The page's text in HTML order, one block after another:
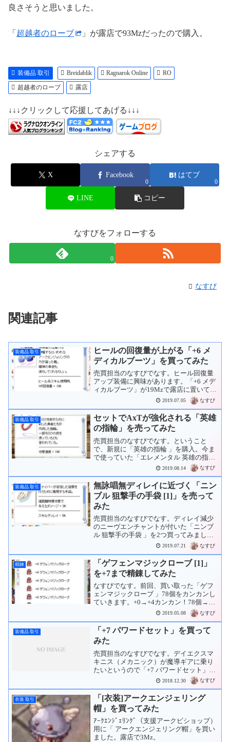
良さそうと思いました。
「 超越者のローブ 」が露店で93Mzだったので購入。
装備品 取引 Breidablik Ragnarok Online
RO
超越者のローブ
露店
↓↓↓クリックして応援してあげる↓↓↓
シェアする
X Facebook
0
はてブ
0
LINE コピー
なすびをフォローする
0
なすび
関連記事
装備品 取引
ヒールの回復量が上がる「+6 メ
ディカルブーツ」を買ってみた
売買担当のなすびでなす。ヒール回復量
アップ装備に興味があります。「+6 メデ
ィカルブーツ」が19Mzで露店に置いてあ
ったので買ってしまいました。あとは
2019.07.05 なすび
装備品 取引
セットでAxTが強化される「英雄
の指輪」を売ってみた
売買担当のなすびでなす。ということ
で、新規に「英雄の指輪 」を購入。今ま
で使っていた「エレメンタル 英雄の指輪
」は売ることにしました。Noatunで
80Kz（80Mz）で出したところ、売れま
した。
2019.08.14 なすび
装備品 取引
無詠唱無ディレイに近づく「ニン
ブル 狙撃手の手袋 [1]」を売って
みた
売買担当のなすびでなす。ディレイ減少
のニーヴエンチャントが付いた「ニンブ
ル 狙撃手の手袋 」を2つ買ってみまし
た。スロットエンチャントまでされて、
ゼロムカードが刺さっていて、1個15Mz
だったので買ってみましたが、Dexは足
りているし、ニー...
2019.07.21 なすび
精錬
「ゲフェンマジックローブ [1]」
を+7まで精錬してみた
なすびでなす。前回、買い取った「ゲフ
ェンマジックローブ 」78個をカンカンし
ていきます。+0→+4カンカン！78個→78
個失敗しないからいいんだけど78個もあ
るとけっこう大変でした。+4→+5カンカ
ン！78個→46個それなりに減ってきまし
た...
2019.05.08 なすび
装備品 取引
「+7 パワードセット」を買って
みた
売買担当のなすびでなす。デイエクスマ
キニス（メカニック）が魔導ギアに乗り
たいというので「+7 パワードセット」を
買おうと思いました。露店タイトルに、
と書いておいたところ、とWisが来ていま
した。14時以降にログインするとのこと
でちょっと13...
2018.12.30 なすび
衣装 取引
「[衣装]アークエンジェリング
帽」を買ってみた
ｱｰｸｴﾝｼﾞｪﾘﾝｸﾞ（支援アークビショップ）
用に「 アークエンジェリング帽」を買い
ました。露店で3Mz。